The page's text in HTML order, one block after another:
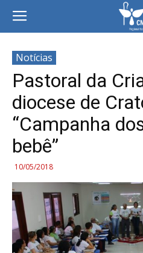
Notícias
Pastoral da
diocese de
“Campanha
bebê”
10/05/2018